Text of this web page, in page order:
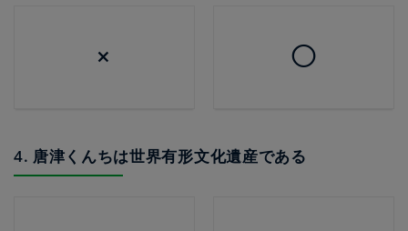
× ◯
4. 唐津くんちは世界有形文化遺産である